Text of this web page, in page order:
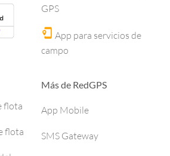
flota
flota
GPS
App para servicios de
campo
Más de RedGPS
App Mobile
SMS Gateway